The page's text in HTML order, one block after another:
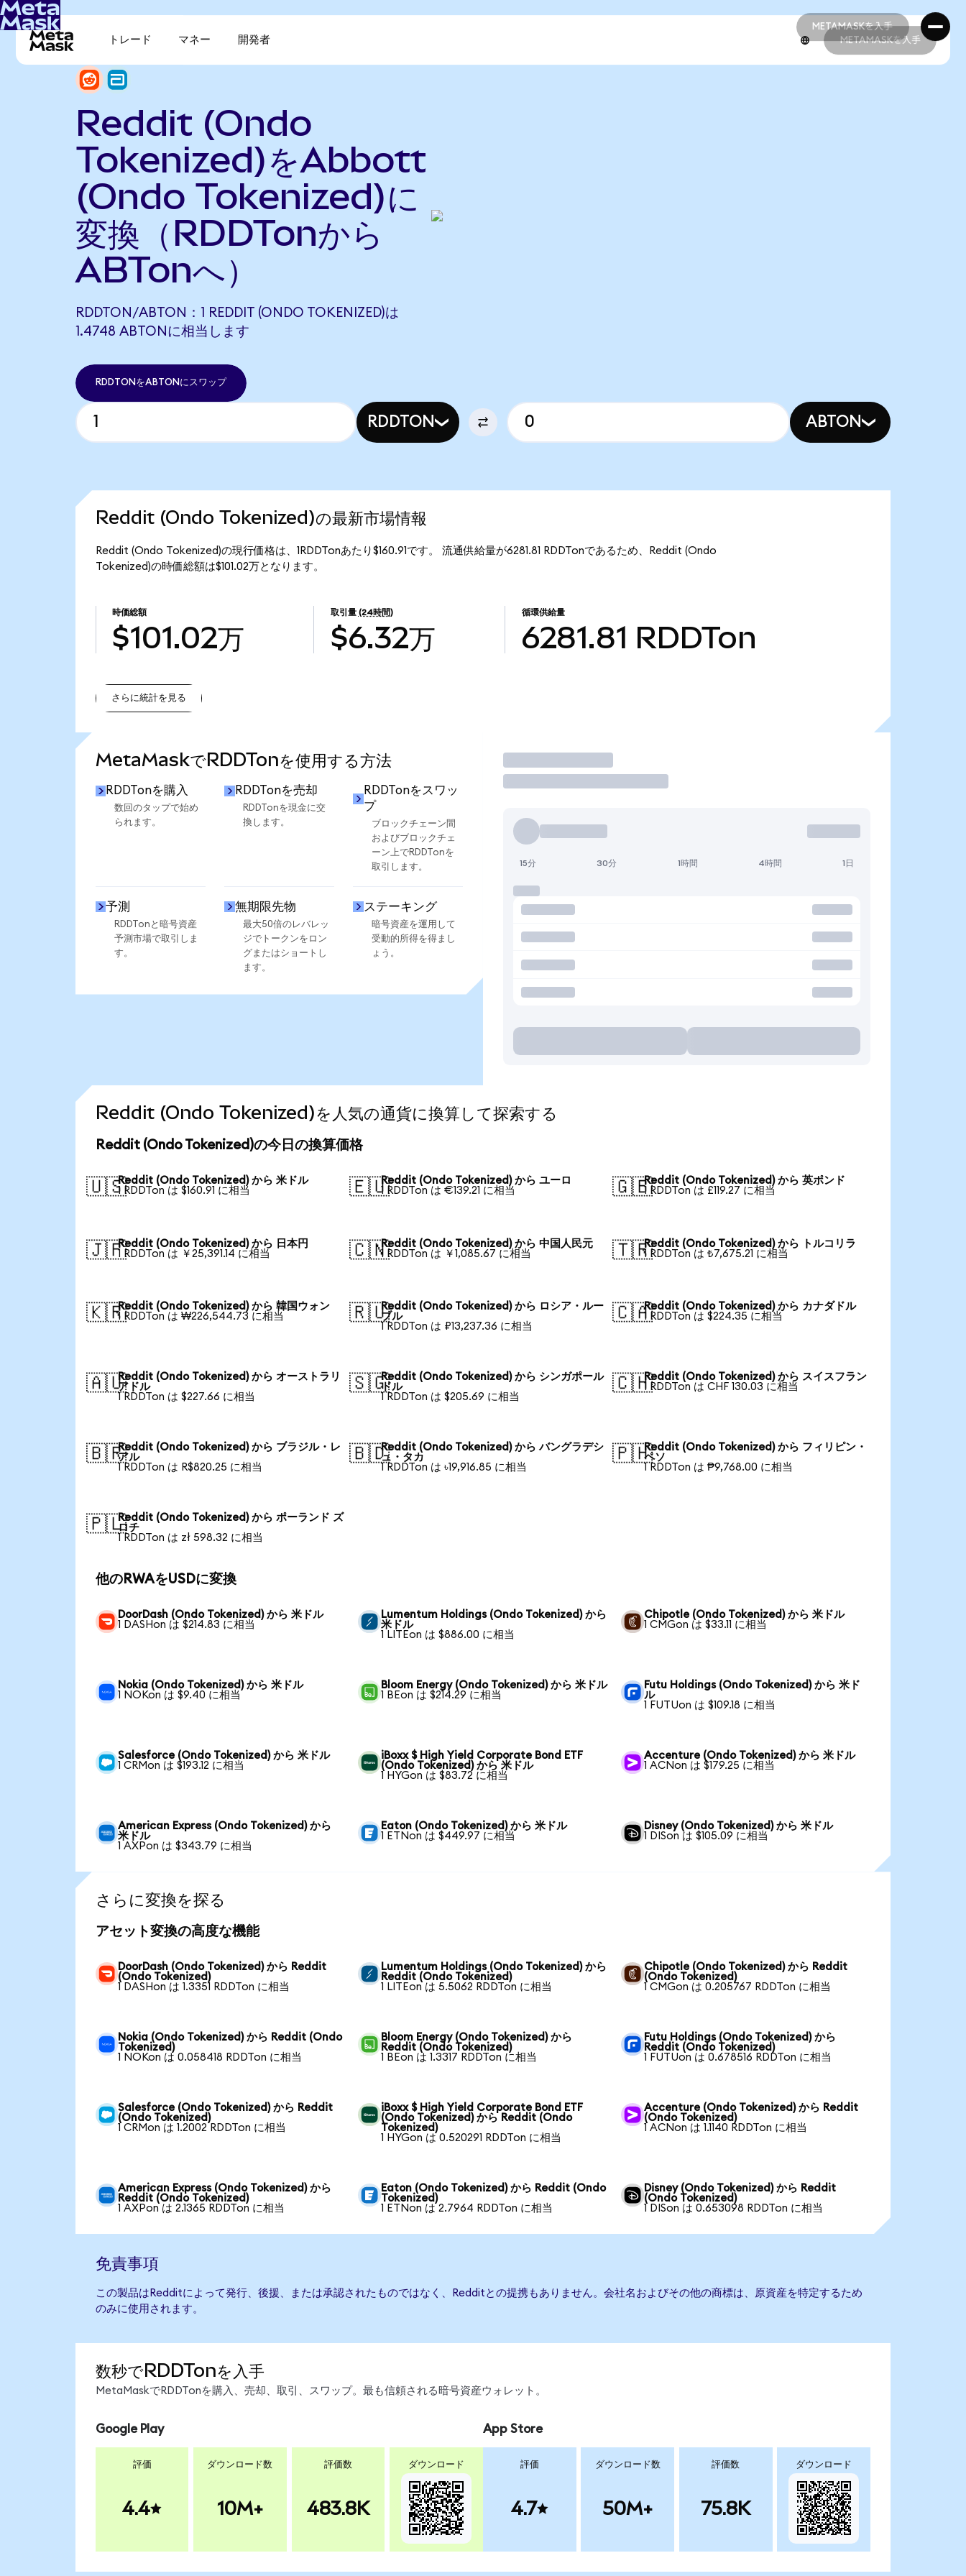
METAMASKを入手
METAMASKを入手
トレード マネー 開発者 METAMASKを入手
Reddit (Ondo
Tokenized)をAbbott
(Ondo Tokenized)に
変換（RDDTonから
ABTonへ）
RDDTON/ABTON：1 REDDIT (ONDO TOKENIZED)は
1.4748 ABTONに相当します
RDDTONをABTONにスワップ
RDDTON ABTON
Reddit (Ondo Tokenized)の最新市場情報
Reddit (Ondo Tokenized)の現行価格は、1RDDTonあたり$160.91です。 流通供給量が6281.81 RDDTonであるため、Reddit (Ondo
Tokenized)の時価総額は$101.02万となります。
時価総額
$101.02万
取引量 (24時間)
$6.32万
循環供給量
6281.81 RDDTon
さらに統計を見る
MetaMaskでRDDTonを使用する方法
RDDTonを購入
数回のタップで始め
られます。
RDDTonを売却
RDDTonを現金に交
換します。
RDDTonをスワッ
プ
ブロックチェーン間
およびブロックチェ
ーン上でRDDTonを
取引します。
予測
RDDTonと暗号資産
予測市場で取引しま
す。
無期限先物
最大50倍のレバレッ
ジでトークンをロン
グまたはショートし
ます。
ステーキング
暗号資産を運用して
受動的所得を得まし
ょう。
取引
15分 30分 1時間 4時間 1日
Reddit (Ondo Tokenized)を人気の通貨に換算して探索する
Reddit (Ondo Tokenized)の今日の換算価格
🇺🇸Reddit (Ondo Tokenized) から 米ドル
1 RDDTon は $160.91 に相当
🇪🇺Reddit (Ondo Tokenized) から ユーロ
1 RDDTon は €139.21 に相当
🇬🇧Reddit (Ondo Tokenized) から 英ポンド
1 RDDTon は £119.27 に相当
🇯🇵Reddit (Ondo Tokenized) から 日本円
1 RDDTon は ￥25,391.14 に相当
🇨🇳Reddit (Ondo Tokenized) から 中国人民元
1 RDDTon は ￥1,085.67 に相当
🇹🇷Reddit (Ondo Tokenized) から トルコリラ
1 RDDTon は ₺7,675.21 に相当
🇰🇷Reddit (Ondo Tokenized) から 韓国ウォン
1 RDDTon は ₩226,544.73 に相当
🇷🇺Reddit (Ondo Tokenized) から ロシア・ルー
ブル
1 RDDTon は ₽13,237.36 に相当
🇨🇦Reddit (Ondo Tokenized) から カナダドル
1 RDDTon は $224.35 に相当
🇦🇺Reddit (Ondo Tokenized) から オーストラリ
アドル
1 RDDTon は $227.66 に相当
🇸🇬Reddit (Ondo Tokenized) から シンガポール
ドル
1 RDDTon は $205.69 に相当
🇨🇭Reddit (Ondo Tokenized) から スイスフラン
1 RDDTon は CHF 130.03 に相当
🇧🇷Reddit (Ondo Tokenized) から ブラジル・レ
アル
1 RDDTon は R$820.25 に相当
🇧🇩Reddit (Ondo Tokenized) から バングラデシ
ュ・タカ
1 RDDTon は ৳19,916.85 に相当
🇵🇭Reddit (Ondo Tokenized) から フィリピン・
ペソ
1 RDDTon は ₱9,768.00 に相当
🇵🇱Reddit (Ondo Tokenized) から ポーランド ズ
ロチ
1 RDDTon は zł 598.32 に相当
他のRWAをUSDに変換
DoorDash (Ondo Tokenized) から 米ドル
1 DASHon は $214.83 に相当
Lumentum Holdings (Ondo Tokenized) から
米ドル
1 LITEon は $886.00 に相当
Chipotle (Ondo Tokenized) から 米ドル
1 CMGon は $33.11 に相当
Nokia (Ondo Tokenized) から 米ドル
1 NOKon は $9.40 に相当
Bloom Energy (Ondo Tokenized) から 米ドル
1 BEon は $214.29 に相当
Futu Holdings (Ondo Tokenized) から 米ド
ル
1 FUTUon は $109.18 に相当
Salesforce (Ondo Tokenized) から 米ドル
1 CRMon は $193.12 に相当
iBoxx $ High Yield Corporate Bond ETF
(Ondo Tokenized) から 米ドル
1 HYGon は $83.72 に相当
Accenture (Ondo Tokenized) から 米ドル
1 ACNon は $179.25 に相当
American Express (Ondo Tokenized) から
米ドル
1 AXPon は $343.79 に相当
Eaton (Ondo Tokenized) から 米ドル
1 ETNon は $449.97 に相当
Disney (Ondo Tokenized) から 米ドル
1 DISon は $105.09 に相当
さらに変換を探る
アセット変換の高度な機能
DoorDash (Ondo Tokenized) から Reddit
(Ondo Tokenized)
1 DASHon は 1.3351 RDDTon に相当
Lumentum Holdings (Ondo Tokenized) から
Reddit (Ondo Tokenized)
1 LITEon は 5.5062 RDDTon に相当
Chipotle (Ondo Tokenized) から Reddit
(Ondo Tokenized)
1 CMGon は 0.205767 RDDTon に相当
Nokia (Ondo Tokenized) から Reddit (Ondo
Tokenized)
1 NOKon は 0.058418 RDDTon に相当
Bloom Energy (Ondo Tokenized) から
Reddit (Ondo Tokenized)
1 BEon は 1.3317 RDDTon に相当
Futu Holdings (Ondo Tokenized) から
Reddit (Ondo Tokenized)
1 FUTUon は 0.678516 RDDTon に相当
Salesforce (Ondo Tokenized) から Reddit
(Ondo Tokenized)
1 CRMon は 1.2002 RDDTon に相当
iBoxx $ High Yield Corporate Bond ETF
(Ondo Tokenized) から Reddit (Ondo
Tokenized)
1 HYGon は 0.520291 RDDTon に相当
Accenture (Ondo Tokenized) から Reddit
(Ondo Tokenized)
1 ACNon は 1.1140 RDDTon に相当
American Express (Ondo Tokenized) から
Reddit (Ondo Tokenized)
1 AXPon は 2.1365 RDDTon に相当
Eaton (Ondo Tokenized) から Reddit (Ondo
Tokenized)
1 ETNon は 2.7964 RDDTon に相当
Disney (Ondo Tokenized) から Reddit
(Ondo Tokenized)
1 DISon は 0.653098 RDDTon に相当
免責事項
この製品はRedditによって発行、後援、または承認されたものではなく、Redditとの提携もありません。会社名およびその他の商標は、原資産を特定するため
のみに使用されます。
数秒でRDDTonを入手
MetaMaskでRDDTonを購入、売却、取引、スワップ。最も信頼される暗号資産ウォレット。
Google Play
評価
4.4
ダウンロード数
10M+
評価数
483.8K
ダウンロード
App Store
評価
4.7
ダウンロード数
50M+
評価数
75.8K
ダウンロード